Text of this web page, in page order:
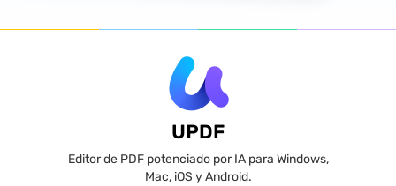
UPDF
Editor de PDF potenciado por IA para Windows,
Mac, iOS y Android.